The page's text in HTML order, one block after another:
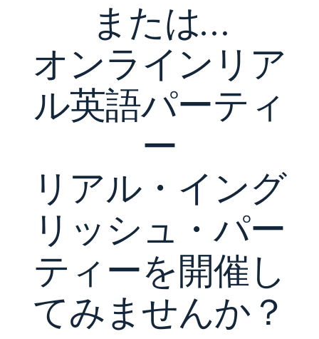
または…
オンラインリア
ル英語パーティ
ー
リアル・イング
リッシュ・パー
ティーを開催し
てみませんか？